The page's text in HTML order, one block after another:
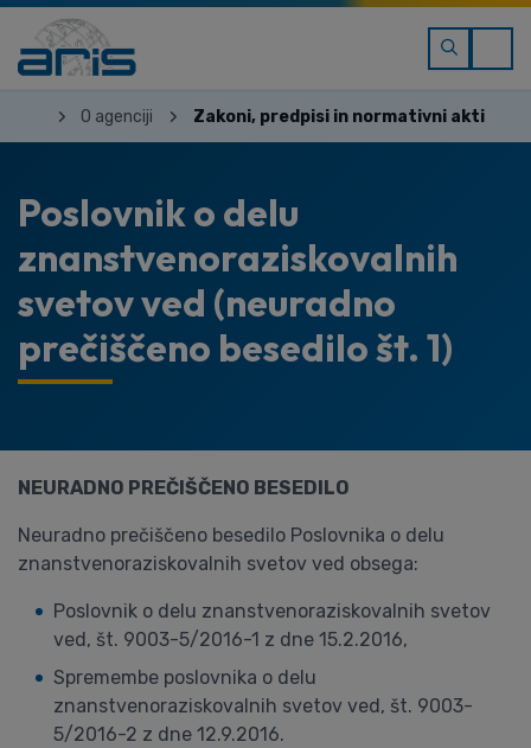
O agenciji Zakoni, predpisi in normativni akti
Poslovnik o delu
znanstvenoraziskovalnih
svetov ved (neuradno
prečiščeno besedilo št. 1)
NEURADNO PREČIŠČENO BESEDILO
Neuradno prečiščeno besedilo Poslovnika o delu
znanstvenoraziskovalnih svetov ved obsega:
Poslovnik o delu znanstvenoraziskovalnih svetov
ved, št. 9003-5/2016-1 z dne 15.2.2016,
Spremembe poslovnika o delu
znanstvenoraziskovalnih svetov ved, št. 9003-
5/2016-2 z dne 12.9.2016.